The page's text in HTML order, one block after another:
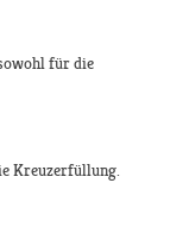
für die
Kreuzerfüllung.